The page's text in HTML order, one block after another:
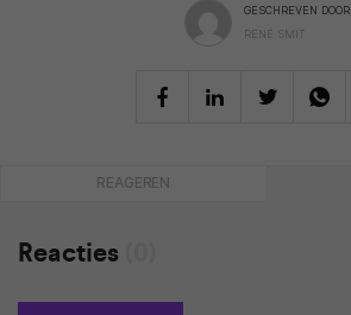
GESCHREVEN DOOR
RENÉ SMIT
REAGEREN
Reacties